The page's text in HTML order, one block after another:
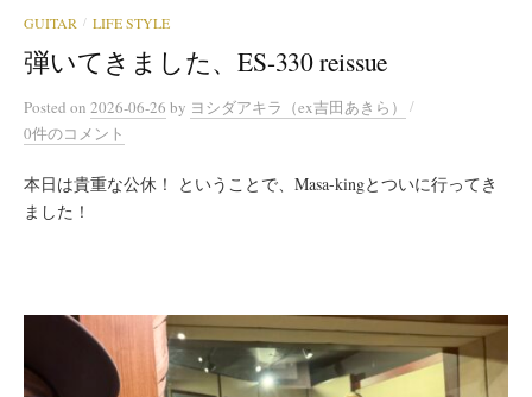
GUITAR / LIFE STYLE
弾いてきました、ES-330 reissue
Posted on 2026-06-26 by ヨシダアキラ（ex吉田あきら）
/
0件のコメント
本日は貴重な公休！ ということで、Masa-kingとついに行ってき
ました！